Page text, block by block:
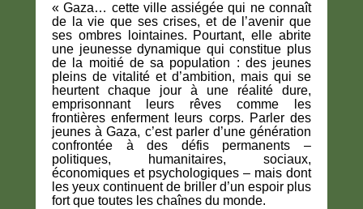
« Gaza… cette ville assiégée qui ne connaît
de la vie que ses crises, et de l’avenir que
ses ombres lointaines. Pourtant, elle abrite
une jeunesse dynamique qui constitue plus
de la moitié de sa population : des jeunes
pleins de vitalité et d’ambition, mais qui se
heurtent chaque jour à une réalité dure,
emprisonnant leurs rêves comme les
frontières enferment leurs corps. Parler des
jeunes à Gaza, c’est parler d’une génération
confrontée à des défis permanents –
politiques, humanitaires, sociaux,
économiques et psychologiques – mais dont
les yeux continuent de briller d’un espoir plus
fort que toutes les chaînes du monde.